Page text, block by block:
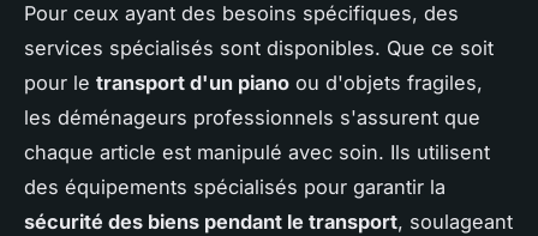
Pour ceux ayant des besoins spécifiques, des
services spécialisés sont disponibles. Que ce soit
pour le transport d'un piano ou d'objets fragiles,
les déménageurs professionnels s'assurent que
chaque article est manipulé avec soin. Ils utilisent
des équipements spécialisés pour garantir la
sécurité des biens pendant le transport, soulageant